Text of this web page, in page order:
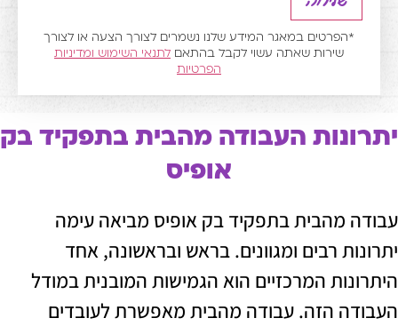
במאגר המידע שלנו נשמרים לצורך הצעה או לצורך
שירות שאתה עשוי לקבל בהתאםלתנאי השימושומדיניות
העבודה מהבית בתפקיד בק
אופיס
בתפקיד בק אופיס מביאה עימה
רבים ומגוונים. בראש ובראשונה, אחד
המרכזיים הוא הגמישות המובנית במודל
הזה. עבודה מהבית מאפשרת לעובדים